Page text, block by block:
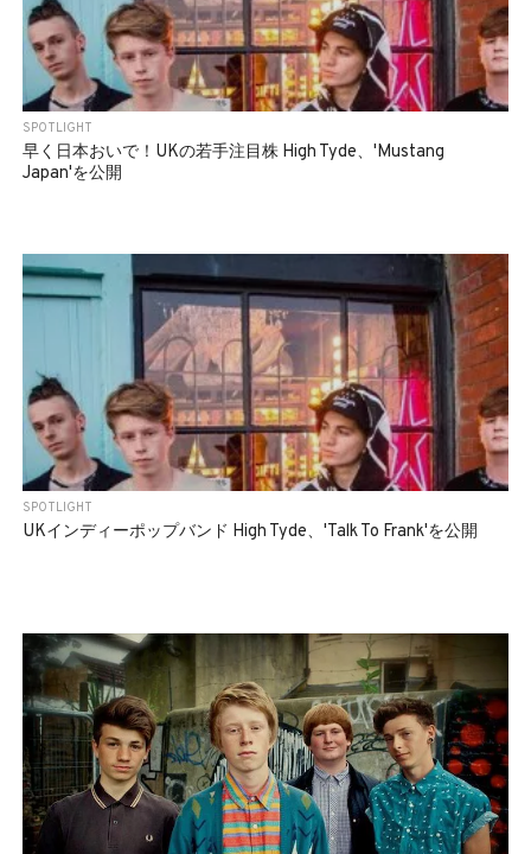
SPOTLIGHT
早く日本おいで！UKの若手注目株 High Tyde、'Mustang
Japan'を公開
SPOTLIGHT
UKインディーポップバンド High Tyde、'Talk To Frank'を公開